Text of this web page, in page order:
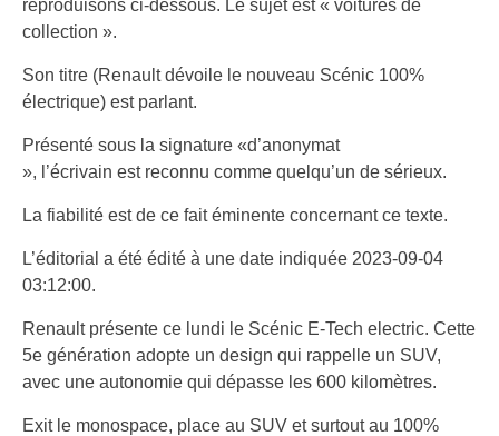
reproduisons ci-dessous. Le sujet est « voitures de
collection ».
Son titre (Renault dévoile le nouveau Scénic 100%
électrique) est parlant.
Présenté sous la signature «d’anonymat
», l’écrivain est reconnu comme quelqu’un de sérieux.
La fiabilité est de ce fait éminente concernant ce texte.
L’éditorial a été édité à une date indiquée 2023-09-04
03:12:00.
Renault présente ce lundi le Scénic E-Tech electric. Cette
5e génération adopte un design qui rappelle un SUV,
avec une autonomie qui dépasse les 600 kilomètres.
Exit le monospace, place au SUV et surtout au 100%